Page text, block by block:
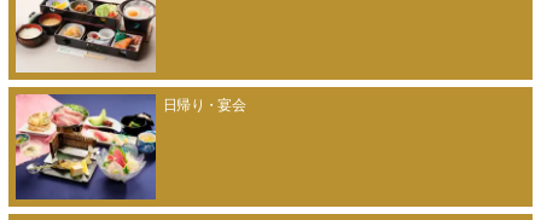
日帰り・宴会